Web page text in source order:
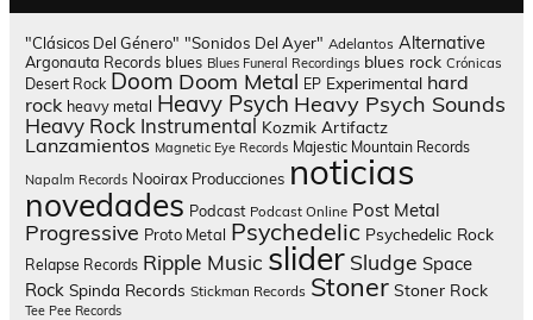
"Clásicos Del Género" "Sonidos Del Ayer" Adelantos Alternative
Argonauta Records blues Blues Funeral Recordings blues rock Crónicas
Desert Rock Doom Doom Metal EP Experimental hard
rock heavy metal Heavy Psych Heavy Psych Sounds
Heavy Rock Instrumental Kozmik Artifactz
Lanzamientos Magnetic Eye Records Majestic Mountain Records
Napalm Records Nooirax Producciones noticias
novedades Podcast Podcast Online Post Metal
Progressive Proto Metal Psychedelic Psychedelic Rock
Relapse Records Ripple Music slider Sludge Space
Rock Spinda Records Stickman Records Stoner Stoner Rock
Tee Pee Records